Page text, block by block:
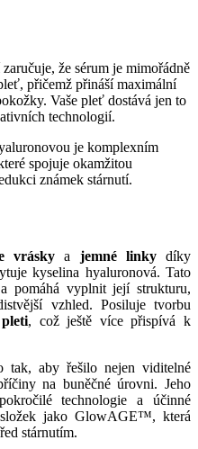
že sérum je mimořádně
přičemž přináší maximální
Vaše pleť dostává jen to
technologií.
je komplexním
spojuje okamžitou
známek stárnutí.
vrásky a jemné linkydíky
kyselina hyaluronová. Tato
pomáhá vyplnit její strukturu,
vzhled. Posiluje tvorbu
, což ještě více přispívá k
tak, aby řešilo nejen viditelné
na buněčné úrovni. Jeho
technologie a účinné
jako GlowAGE™, která
stárnutím.